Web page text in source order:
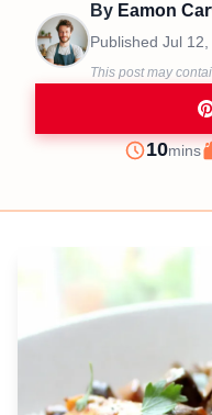
By Eamon
Published Jul 12,
This post may
Prep
10mins